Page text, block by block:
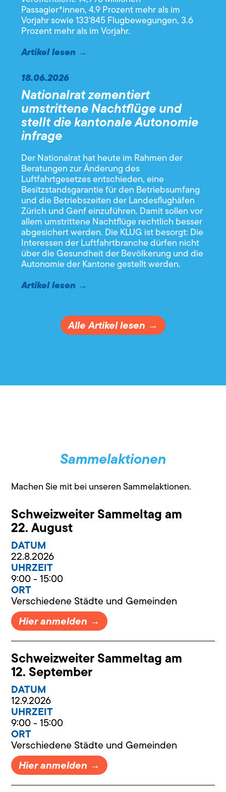
Passagier*innen, 4.9 Prozent mehr als im
Vorjahr sowie 133'845 Flugbewegungen, 3.6
Prozent mehr als im Vorjahr.
Artikel lesen →
18.06.2026
Nationalrat zementiert
umstrittene Nachtflüge und
stellt die kantonale Autonomie
infrage
Der Nationalrat hat heute im Rahmen der
Beratungen zur Änderung des
Luftfahrtgesetzes entschieden, eine
Besitzstandsgarantie für den Betriebsumfang
und die Betriebszeiten der Landesflughäfen
Zürich und Genf einzuführen. Damit sollen vor
allem umstrittene Nachtflüge rechtlich besser
abgesichert werden. Die KLUG ist besorgt: Die
Interessen der Luftfahrtbranche dürfen nicht
über die Gesundheit der Bevölkerung und die
Autonomie der Kantone gestellt werden.
Artikel lesen →
Alle Artikel lesen →
Sammelaktionen
Machen Sie mit bei unseren Sammelaktionen.
Schweizweiter Sammeltag am
22. August
DATUM
22.8.2026
UHRZEIT
9:00 - 15:00
ORT
Verschiedene Städte und Gemeinden
Hier anmelden →
Schweizweiter Sammeltag am
12. September
DATUM
12.9.2026
UHRZEIT
9:00 - 15:00
ORT
Verschiedene Städte und Gemeinden
Hier anmelden →